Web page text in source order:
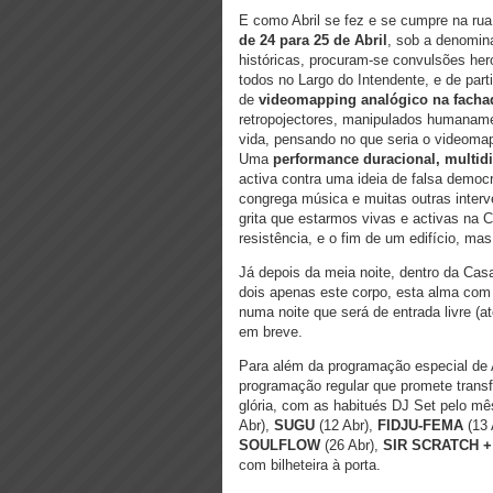
E como Abril se fez e se cumpre na
de 24 para 25 de Abril , sob a
históricas, procuram-se convulsões
todos no Largo do Intendente, e de
de videomapping analógico na
retropojectores, manipulados
vida, pensando no que seria o
Uma performance duracional,
activa contra uma ideia de falsa
congrega música e muitas outras
grita que estarmos vivas e activas na
resistência, e o fim de um edifício,
Já depois da meia noite, dentro da
dois apenas este corpo, esta alma
numa noite que será de entrada livre
em breve.
Para além da programação especial
programação regular que promete
glória, com as habitués DJ Set pelo
Abr), SUGU (12 Abr), FIDJU-FEMA (13
SOULFLOW(26 Abr), SIR SCRATCH
com bilheteira à porta.